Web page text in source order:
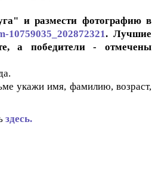
и размести фотографию в
10759035_202872321. Лучшие
а победители - отмечены
укажи имя, фамилию, возраст,
здесь.